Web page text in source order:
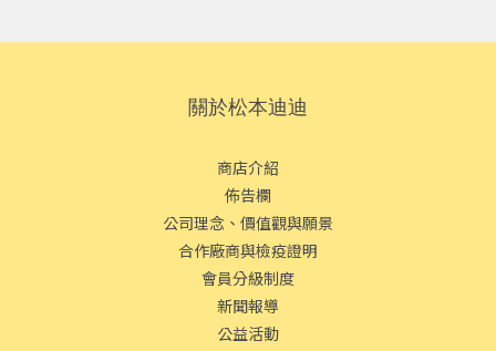
關於松本迪迪
商店介紹
佈告欄
公司理念、價值觀與願景
合作廠商與檢疫證明
會員分級制度
新聞報導
公益活動